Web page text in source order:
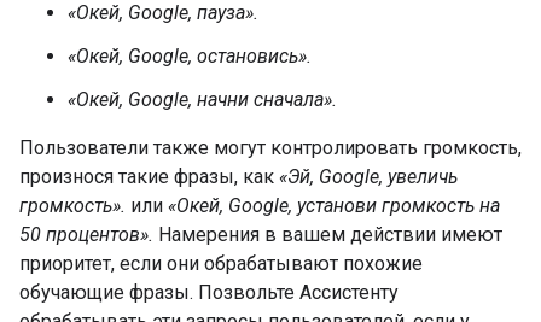
«Окей, Google, пауза».
«Окей, Google, остановись».
«Окей, Google, начни сначала».
Пользователи также могут контролировать громкость,
произнося такие фразы, как «Эй, Google, увеличь
громкость». или «Окей, Google, установи громкость на
50 процентов». Намерения в вашем действии имеют
приоритет, если они обрабатывают похожие
обучающие фразы. Позвольте Ассистенту